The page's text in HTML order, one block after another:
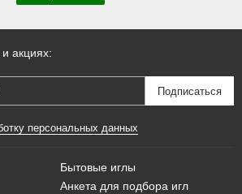
акциях:
персональных данных
Бытовые иглы
Анкета для подбора игл